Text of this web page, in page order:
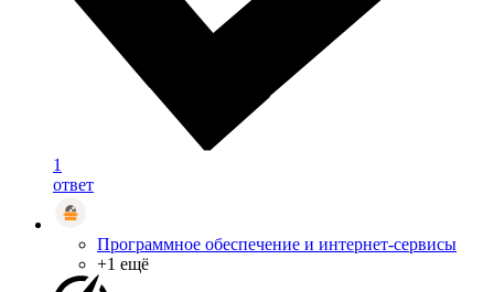
1
ответ
Программное обеспечение и интернет-сервисы
+1 ещё